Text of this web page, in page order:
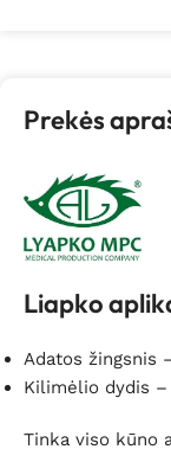
Prekės
Liapko
Adatos žingsnis
Kilimėlio dydis
Tinka viso kūno